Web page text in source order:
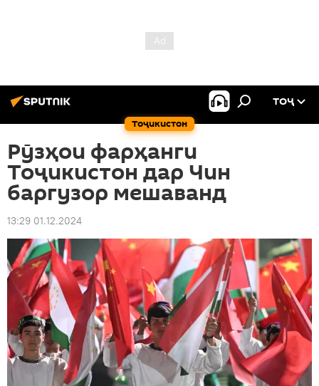
Тоҷикистон
ТОҶ
Рӯзҳои фарҳанги
Тоҷикистон дар Чин
баргузор мешаванд
13:29 01.12.2024